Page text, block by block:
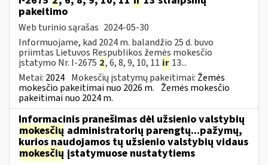
pakeitimo
Web turinio sąrašas 2024-05-30
Informuojame, kad 2024 m. balandžio 25 d. buvo
priimtas Lietuvos Respublikos žemės mokesčio
įstatymo Nr. I-2675 2, 6, 8, 9, 10, 11 ir 13...
Metai: 2024 Mokesčių įstatymų pakeitimai: Žemės
mokesčio pakeitimai nuo 2026 m. Žemės mokesčio
pakeitimai nuo 2024 m.
Informacinis pranešimas dėl užsienio valstybių
mokesčių administratorių parengtų...pažymų,
kurios naudojamos tų užsienio valstybių vidaus
mokesčių įstatymuose nustatytiems